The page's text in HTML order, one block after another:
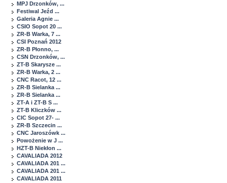
MPJ Drzonków, ...
Festiwal Jeźd ...
Galeria Agnie ...
CSIO Sopot 20 ...
ZR-B Warka, 7 ...
CSI Poznań 2012
ZR-B Płonno, ...
CSN Drzonków, ...
ZT-B Skarysze ...
ZR-B Warka, 2 ...
CNC Racot, 12 ...
ZR-B Sielanka ...
ZR-B Sielanka ...
ZT-A i ZT-B S ...
ZT-B Kliczków ...
CIC Sopot 27- ...
ZR-B Szczecin ...
CNC Jaroszówk ...
Powożenie w J ...
HZT-B Niekłon ...
CAVALIADA 2012
CAVALIADA 201 ...
CAVALIADA 201 ...
CAVALIADA 2011